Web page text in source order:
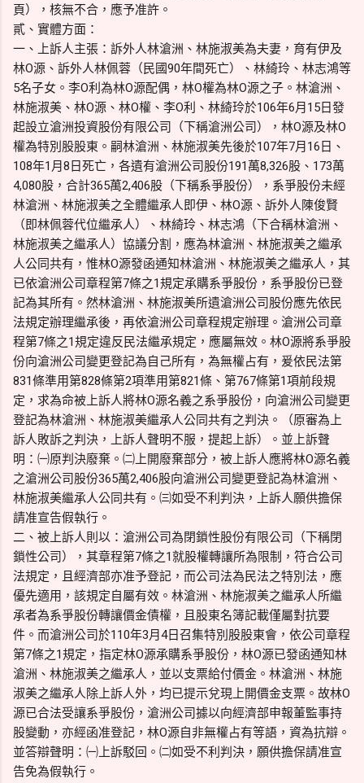
頁），核無不合，應予准許。
貳、實體方面：
一、上訴人主張：訴外人林滄洲、林施淑美為夫妻，育有伊及
林O源、訴外人林佩蓉（民國90年間死亡）、林綺玲、林志鴻等
5名子女。李O利為林O源配偶，林O權為林O源之子。林滄洲、
林施淑美、林O源、林O權、李O利、林綺玲於106年6月15日發
起設立滄洲投資股份有限公司（下稱滄洲公司），林O源及林O
權為特別股股東。嗣林滄洲、林施淑美先後於107年7月16日、
108年1月8日死亡，各遺有滄洲公司股份191萬8,326股、173萬
4,080股，合計365萬2,406股（下稱系爭股份），系爭股份未經
林滄洲、林施淑美之全體繼承人即伊、林O源、訴外人陳俊賢
（即林佩蓉代位繼承人）、林綺玲、林志鴻（下合稱林滄洲、
林施淑美之繼承人）協議分割，應為林滄洲、林施淑美之繼承
人公同共有，惟林O源發函通知林滄洲、林施淑美之繼承人，其
已依滄洲公司章程第7條之1規定承購系爭股份，系爭股份已登
記為其所有。然林滄洲、林施淑美所遺滄洲公司股份應先依民
法規定辦理繼承後，再依滄洲公司章程規定辦理。滄洲公司章
程第7條之1規定違反民法繼承規定，應屬無效。林O源將系爭股
份向滄洲公司變更登記為自己所有，為無權占有，爰依民法第
831條準用第828條第2項準用第821條、第767條第1項前段規
定，求為命被上訴人將林O源名義之系爭股份，向滄洲公司變更
登記為林滄洲、林施淑美繼承人公同共有之判決。（原審為上
訴人敗訴之判決，上訴人聲明不服，提起上訴）。並上訴聲
明：㈠原判決廢棄。㈡上開廢棄部分，被上訴人應將林O源名義
之滄洲公司股份365萬2,406股向滄洲公司變更登記為林滄洲、
林施淑美繼承人公同共有。㈢如受不利判決，上訴人願供擔保
請准宣告假執行。
二、被上訴人則以：滄洲公司為閉鎖性股份有限公司（下稱閉
鎖性公司），其章程第7條之1就股權轉讓所為限制，符合公司
法規定，且經濟部亦准予登記，而公司法為民法之特別法，應
優先適用，該規定自屬有效。林滄洲、林施淑美之繼承人所繼
承者為系爭股份轉讓價金債權，且股東名簿記載僅屬對抗要
件。而滄洲公司於110年3月4日召集特別股股東會，依公司章程
第7條之1規定，指定林O源承購系爭股份，林O源已發函通知林
滄洲、林施淑美之繼承人，並以支票給付價金。林滄洲、林施
淑美之繼承人除上訴人外，均已提示兌現上開價金支票。故林O
源已合法受讓系爭股份，滄洲公司據以向經濟部申報董監事持
股變動，亦經函准登記，林O源自非無權占有等語，資為抗辯。
並答辯聲明：㈠上訴駁回。㈡如受不利判決，願供擔保請准宣
告免為假執行。